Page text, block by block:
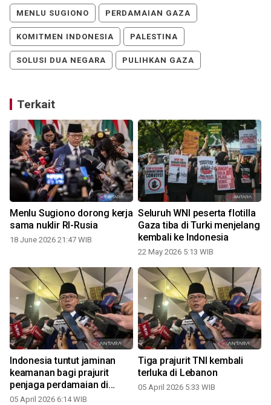
MENLU SUGIONO PERDAMAIAN GAZA
KOMITMEN INDONESIA PALESTINA
SOLUSI DUA NEGARA PULIHKAN GAZA
Terkait
Menlu Sugiono dorong kerja
sama nuklir RI-Rusia
18 June 2026 21:47 WIB
Seluruh WNI peserta flotilla
Gaza tiba di Turki menjelang
kembali ke Indonesia
22 May 2026 5:13 WIB
Indonesia tuntut jaminan
keamanan bagi prajurit
penjaga perdamaian di
Lebanon
05 April 2026 6:14 WIB
Tiga prajurit TNI kembali
terluka di Lebanon
05 April 2026 5:33 WIB